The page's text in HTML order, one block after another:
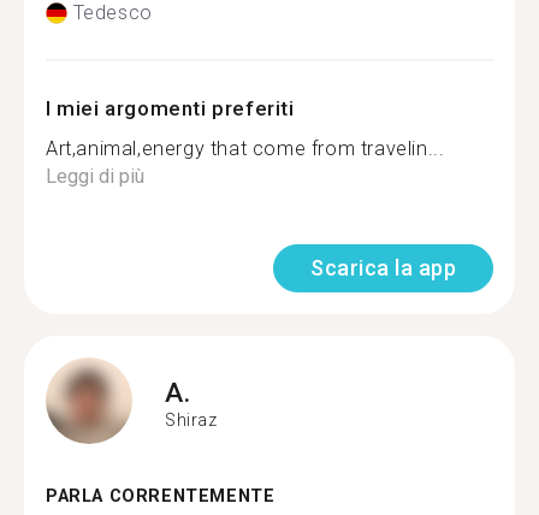
Tedesco
I miei argomenti preferiti
Art,animal,energy that come from travelin...
Leggi di più
Scarica la app
A.
Shiraz
PARLA CORRENTEMENTE